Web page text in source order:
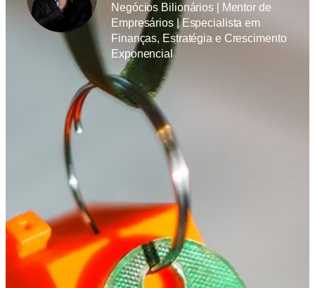
Negócios Bilionários | Mentor de
Empresários | Especialista em
Finanças, Estratégia e Crescimento
Exponencial